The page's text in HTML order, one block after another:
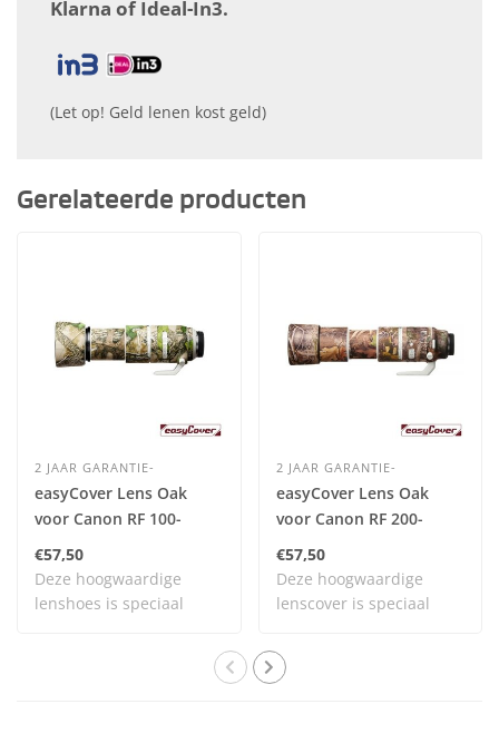
Klarna of Ideal-In3.
(Let op! Geld lenen kost geld)
Gerelateerde producten
2 JAAR GARANTIE-
easyCover Lens Oak
voor Canon RF 100-
500mm true Timber HTC
Camouflage
€57,50
Deze hoogwaardige
lenshoes is speciaal
2 JAAR GARANTIE-
easyCover Lens Oak
voor Canon RF 200-
800mm Forest
Camouflage
€57,50
Deze hoogwaardige
lenscover is speciaal